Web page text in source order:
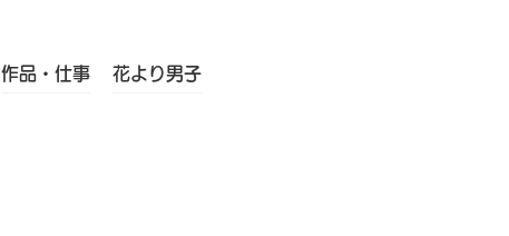
作品・仕事 花より男子